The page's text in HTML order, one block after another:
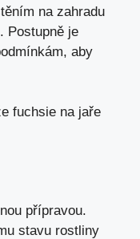
na zahradu
Postupně je
aby
fuchsie na jaře
přípravou.
stavu rostliny